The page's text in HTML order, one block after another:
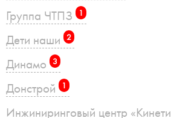
Группа ЧТПЗ 1
Дети наши 2
Динамо 3
Донстрой 1
Инжиниринговый центр